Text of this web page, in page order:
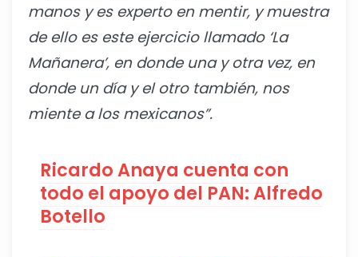
manos y es experto en mentir, y muestra
de ello es este ejercicio llamado ‘La
Mañanera’, en donde una y otra vez, en
donde un día y el otro también, nos
miente a los mexicanos”.
Ricardo Anaya cuenta con
todo el apoyo del PAN: Alfredo
Botello